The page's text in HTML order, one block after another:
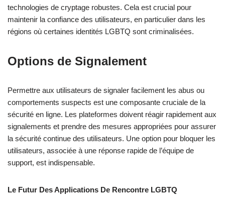
technologies de cryptage robustes. Cela est crucial pour
maintenir la confiance des utilisateurs, en particulier dans les
régions où certaines identités LGBTQ sont criminalisées.
Options de Signalement
Permettre aux utilisateurs de signaler facilement les abus ou
comportements suspects est une composante cruciale de la
sécurité en ligne. Les plateformes doivent réagir rapidement aux
signalements et prendre des mesures appropriées pour assurer
la sécurité continue des utilisateurs. Une option pour bloquer les
utilisateurs, associée à une réponse rapide de l’équipe de
support, est indispensable.
Le Futur Des Applications De Rencontre LGBTQ